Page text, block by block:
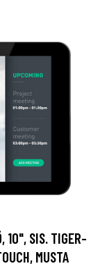
10", SIS. TIGER-
MUSTA